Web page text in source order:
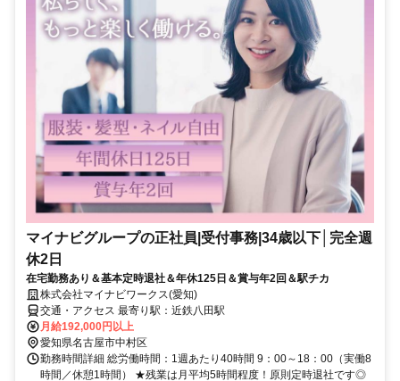
マイナビグループの正社員|受付事務|34歳以下│完全週
休2日
在宅勤務あり＆基本定時退社＆年休125日＆賞与年2回＆駅チカ
株式会社マイナビワークス(愛知)
交通・アクセス 最寄り駅：近鉄八田駅
月給192,000円以上
愛知県名古屋市中村区
勤務時間詳細 総労働時間：1週あたり40時間 9：00～18：00（実働8
時間／休憩1時間） ★残業は月平均5時間程度！原則定時退社です◎